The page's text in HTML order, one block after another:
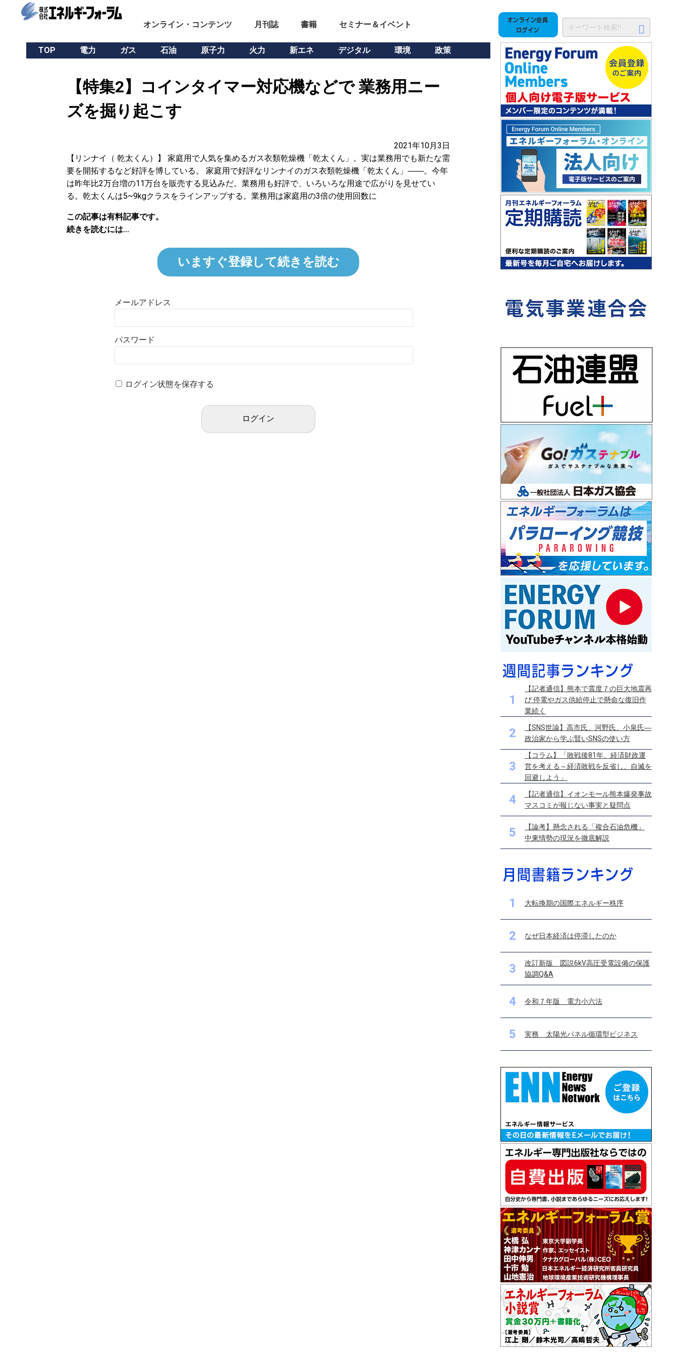
オンライン・コンテンツ 月刊誌 書籍 セミナー＆イベント
TOP 電力 ガス 石油 原子力 火力 新エネ デジタル 環境 政策
【特集2】コインタイマー対応機などで 業務用ニー
ズを掘り起こす
2021年10月3日
【リンナイ（ 乾太くん）】 家庭用で人気を集めるガス衣類乾燥機「乾太くん」。実は業務用でも新たな需
要を開拓するなど好評を博している。 家庭用で好評なリンナイのガス衣類乾燥機「乾太くん」――。今年
は昨年比2万台増の11万台を販売する見込みだ。業務用も好評で、いろいろな用途で広がりを見せてい
る。乾太くんは5~9kgクラスをラインアップする。業務用は家庭用の3倍の使用回数に
この記事は有料記事です。
続きを読むには...
いますぐ登録して続きを読む
メールアドレス
パスワード
ログイン状態を保存する
1
【記者通信】熊本で震度７の巨大地震再
び 停電やガス供給停止で懸命な復旧作
業続く
2
【SNS世論】高市氏、河野氏、小泉氏―
政治家から学ぶ賢いSNSの使い方
3
【コラム】「敗戦後81年、経済財政運
営を考える～経済敗戦を反省し、自滅を
回避しよう」
4
【記者通信】イオンモール熊本爆発事故
マスコミが報じない事実と疑問点
5
【論考】懸念される「複合石油危機」
中東情勢の現況を徹底解説
1 大転換期の国際エネルギー秩序
2 なぜ日本経済は停滞したのか
3
改訂新版 図説6kV高圧受電設備の保護
協調Q&A
4 令和７年版 電力小六法
5 実務 太陽光パネル循環型ビジネス